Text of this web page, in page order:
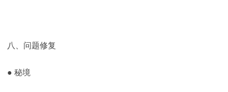
八、问题修复
● 秘境